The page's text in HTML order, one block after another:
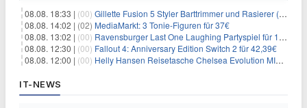
08.08. 18:33 | (00) Gillette Fusion 5 Styler Barttrimmer und Rasierer (All in One) für 16€
08.08. 14:02 | (02) MediaMarkt: 3 Tonie-Figuren für 37€
08.08. 13:02 | (00) Ravensburger Last One Laughing Partyspiel für 14,04€
08.08. 12:30 | (00) Fallout 4: Anniversary Edition Switch 2 für 42,39€
08.08. 12:00 | (00) Helly Hansen Reisetasche Chelsea Evolution MID 54L für 29,99€
IT-NEWS